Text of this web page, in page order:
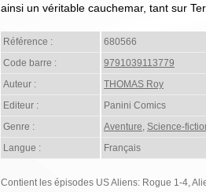
ainsi un véritable cauchemar, tant sur
Référence :
680566
Code barre :
9791039113779
Auteur :
THOMAS Roy
Editeur :
Panini Comics
Genre :
Aventure, Science-
Langue :
Français
Contient les épisodes US Aliens: Rogue 1-4,